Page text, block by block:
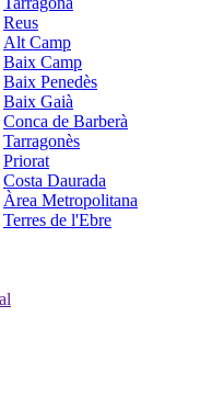
Reus
Alt Camp
Baix Camp
Baix Penedès
Baix Gaià
Conca de Barberà
Tarragonès
Priorat
Costa Daurada
Àrea Metropolitana
Terres de l'Ebre